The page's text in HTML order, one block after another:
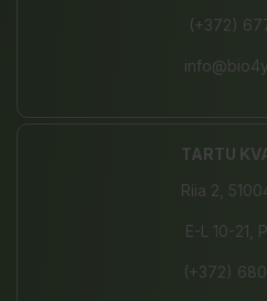
(+372)
TARTU
Riia 2,
E-L 10-21,
(+372)